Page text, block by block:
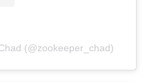
(@zookeeper_chad)